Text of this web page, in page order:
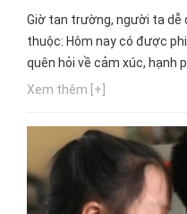
Giờ tan trường, người ta dễ
thuộc: Hôm nay có được
quên hỏi về cảm xúc, hạnh
Xem thêm [+]